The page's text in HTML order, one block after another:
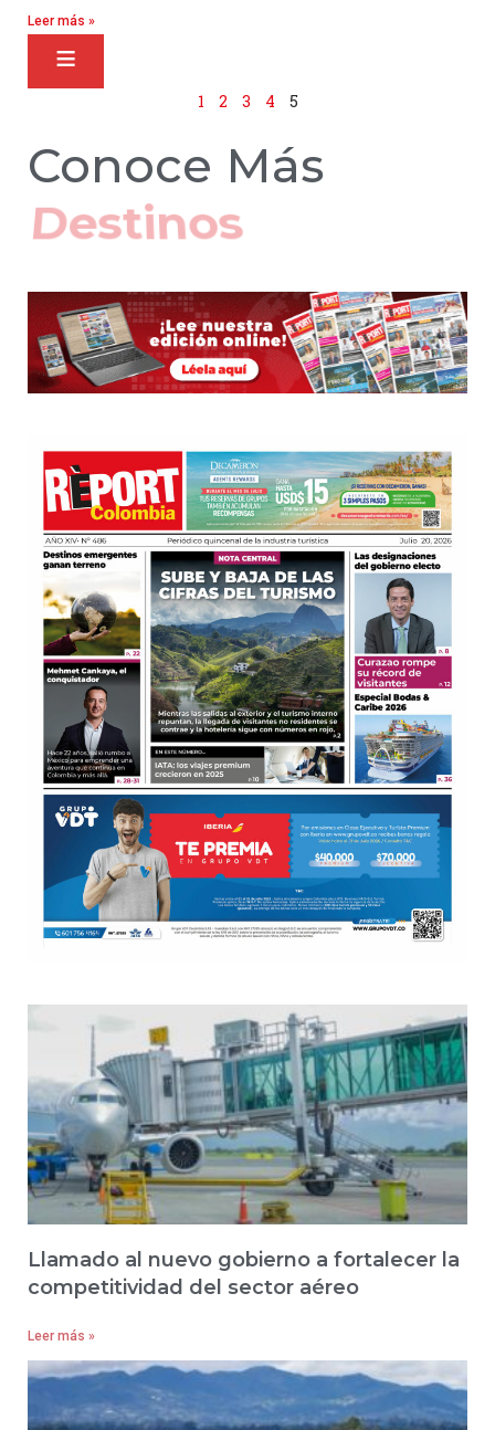
Leer más »
1 2 3 4 5
Conoce Más
Hoteles
Llamado al nuevo gobierno a fortalecer la
competitividad del sector aéreo
Leer más »